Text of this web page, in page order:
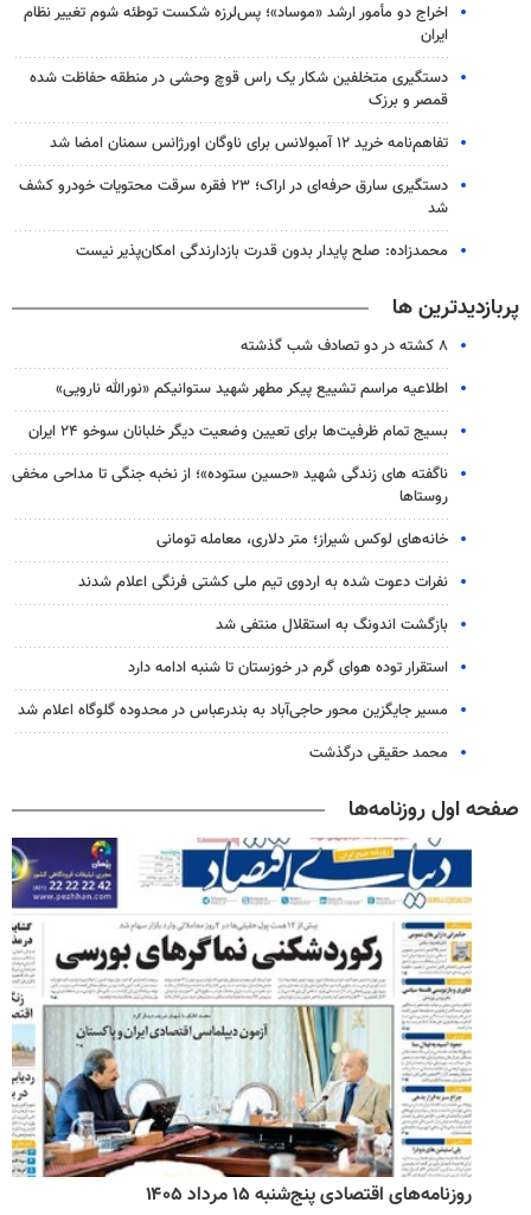
اخراج دو مأمور ارشد «موساد»؛ پس‌لرزه شکست توطئه شوم تغییر نظام
ایران
دستگیری متخلفین شکار یک راس قوچ وحشی در منطقه حفاظت شده
قمصر و برزک
تفاهم‌نامه خرید ۱۲ آمبولانس برای ناوگان اورژانس سمنان امضا شد
دستگیری سارق حرفه‌ای در اراک؛ ۲۳ فقره سرقت محتویات خودرو کشف
شد
محمدزاده: صلح پایدار بدون قدرت بازدارندگی امکان‌پذیر نیست
پربازدیدترین ها
۸ کشته در دو تصادف شب گذشته
اطلاعیه مراسم تشییع پیکر مطهر شهید ستوانیکم «نورالله نارویی»
بسیج تمام ظرفیت‌ها برای تعیین وضعیت دیگر خلبانان سوخو ۲۴ ایران
ناگفته های زندگی شهید «حسین ستوده»؛ از نخبه جنگی تا مداحی مخفی
روستاها
خانه‌های لوکس شیراز؛ متر دلاری، معامله تومانی
نفرات دعوت شده به اردوی تیم ملی کشتی فرنگی اعلام شدند
بازگشت اندونگ به استقلال منتفی شد
استقرار توده هوای گرم در خوزستان تا شنبه ادامه دارد
مسیر جایگزین محور حاجی‌آباد به بندرعباس در محدوده گلوگاه اعلام شد
محمد حقیقی درگذشت
صفحه اول روزنامه‌ها
روزنامه‌های اقتصادی پنج‌شنبه ۱۵ مرداد ۱۴۰۵